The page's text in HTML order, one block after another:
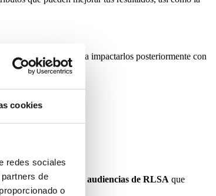
cookies
redes sociales
de
o
de remarketingpara impactarlos posteriormente con
idea incorporar audiencias de RLSA que